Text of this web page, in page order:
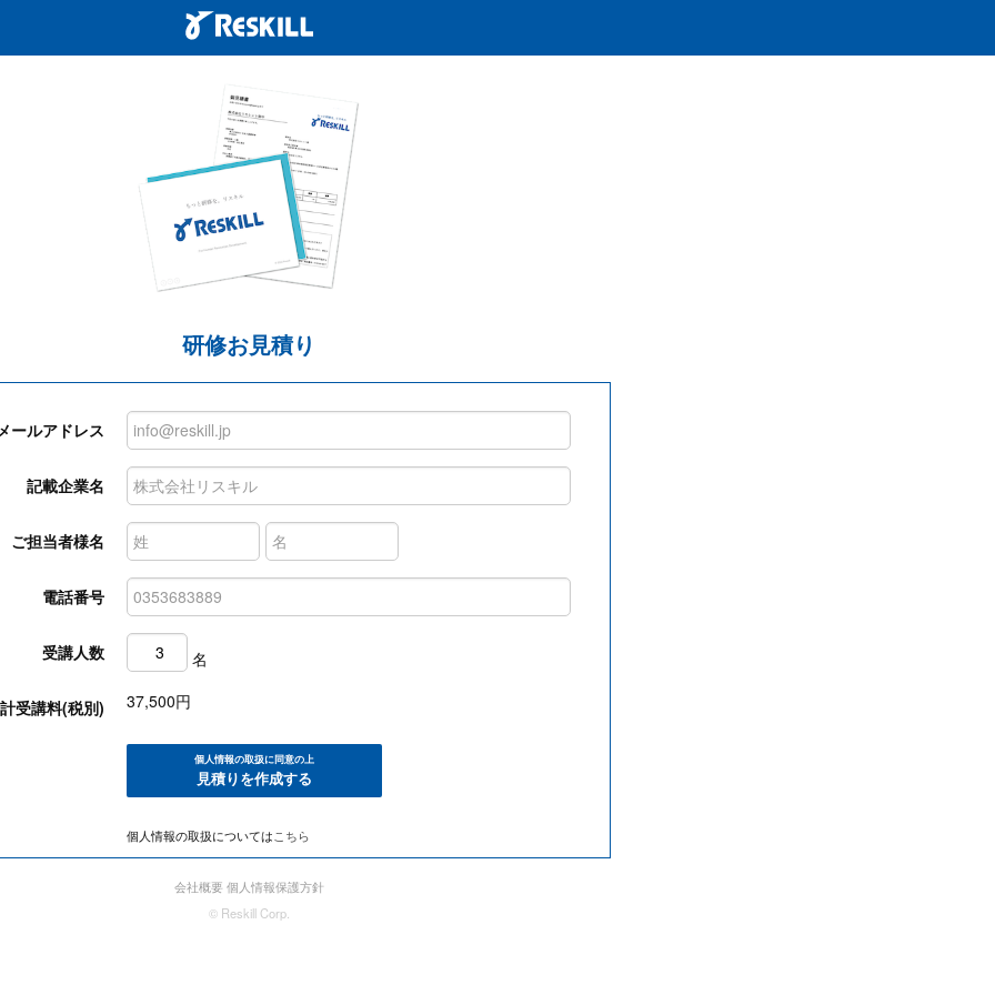
研修お見積り
ールアドレス
記載企業名
ご担当者様名
電話番号
受講人数 名
受講料(税別) 37,500円
個人情報の取扱に同意の上
見積りを作成する
個人情報の取扱についてはこちら
会社概要 個人情報保護方針
© Reskill Corp.